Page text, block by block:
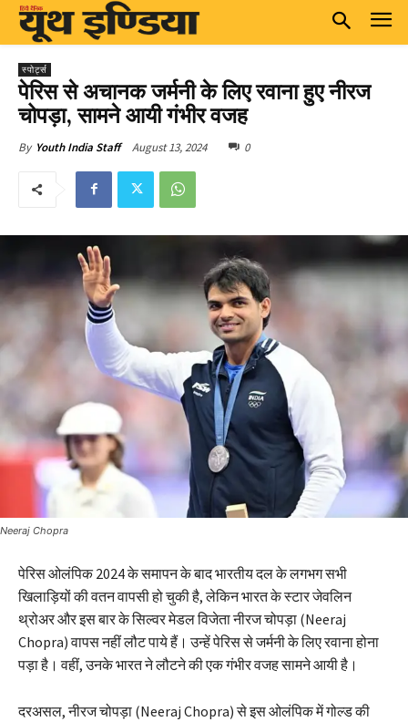
स्पोर्ट्स
पेरिस से अचानक जर्मनी के लिए रवाना हुए नीरज
चोपड़ा, सामने आयी गंभीर वजह
By Youth India Staff August 13, 2024 0
Neeraj Chopra
पेरिस ओलंपिक 2024 के समापन के बाद भारतीय दल के लगभग सभी
खिलाड़ियों की वतन वापसी हो चुकी है, लेकिन भारत के स्टार जेवलिन
थ्रोअर और इस बार के सिल्वर मेडल विजेता नीरज चोपड़ा (Neeraj
Chopra) वापस नहीं लौट पाये हैं। उन्हें पेरिस से जर्मनी के लिए रवाना होना
पड़ा है। वहीं, उनके भारत ने लौटने की एक गंभीर वजह सामने आयी है।
दरअसल, नीरज चोपड़ा (Neeraj Chopra) से इस ओलंपिक में गोल्ड की